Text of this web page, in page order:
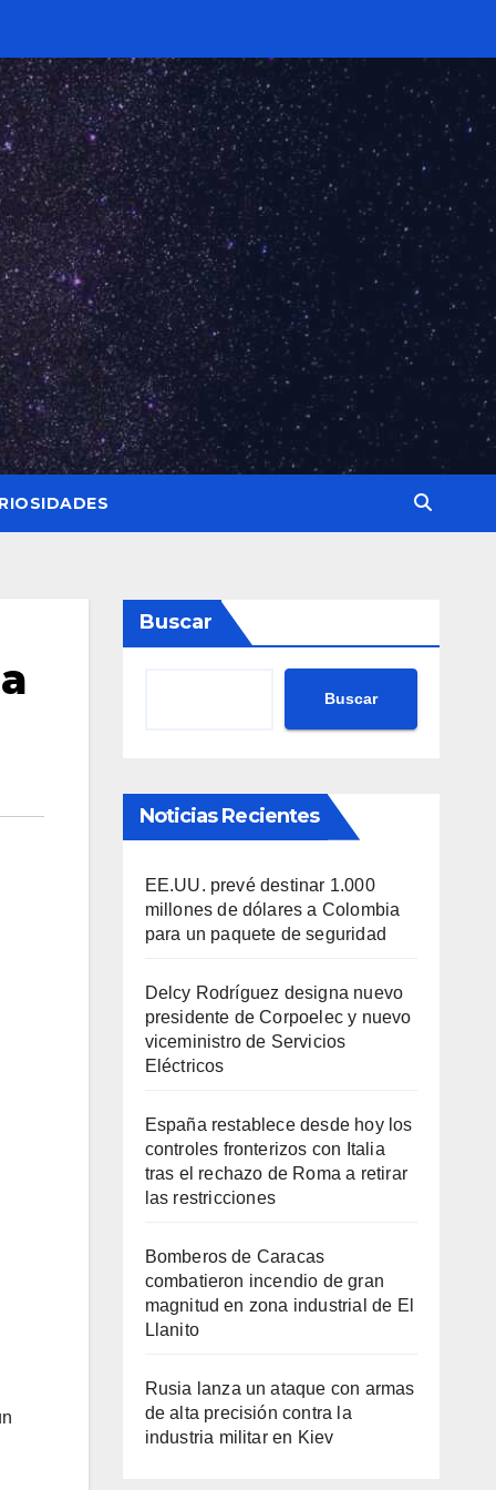
Buscar
Buscar
Noticias Recientes
EE.UU. prevé destinar 1.000
millones de dólares a Colombia
para un paquete de seguridad
Delcy Rodríguez designa nuevo
presidente de Corpoelec y nuevo
viceministro de Servicios
Eléctricos
España restablece desde hoy los
controles fronterizos con Italia
tras el rechazo de Roma a retirar
las restricciones
Bomberos de Caracas
combatieron incendio de gran
magnitud en zona industrial de El
Llanito
Rusia lanza un ataque con armas
de alta precisión contra la
industria militar en Kiev